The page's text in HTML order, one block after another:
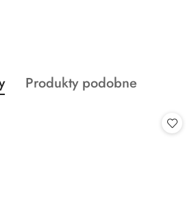
Produkty
Produkty podobne